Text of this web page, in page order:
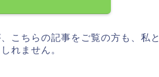
こちらの記事をご覧の方も、私と
れません。